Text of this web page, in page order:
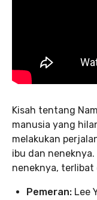
Kisah tentang
manusia yang
melakukan
ibu dan neneknya.
neneknya, terlibat
Pemeran: Lee